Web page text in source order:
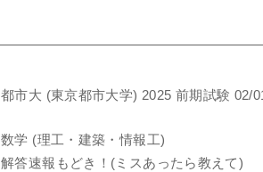
都市大 (東京都市大学) 2025 前期試験 02/
数学 (理工・建築・情報工)
解答速報もどき！(ミスあったら教えて)